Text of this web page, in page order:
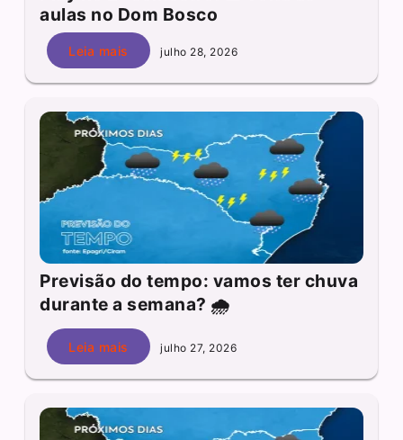
aulas no Dom Bosco
Leia mais julho 28, 2026
Previsão do tempo: vamos ter chuva
durante a semana? 🌧️
Leia mais julho 27, 2026